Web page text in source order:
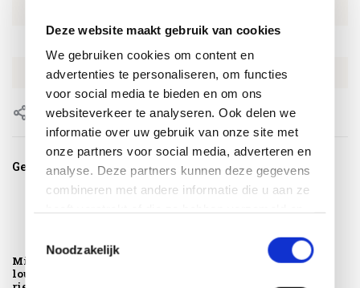
Deze website maakt gebruik van cookies
We gebruiken cookies om content en
advertenties te personaliseren, om functies
voor social media te bieden en om ons
websiteverkeer te analyseren. Ook delen we
informatie over uw gebruik van onze site met
onze partners voor social media, adverteren en
analyse. Deze partners kunnen deze gegevens
combineren met andere informatie die u aan ze
Noodzakelijk
AVH151031418
EAN 8720848315297
Delen
Gerelateerde producten
Mississippi Wing
lounge tuinstoel